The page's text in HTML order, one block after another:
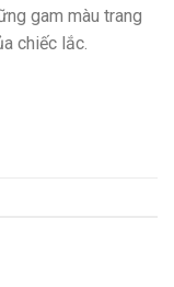
gam màu trang
chiếc lắc.